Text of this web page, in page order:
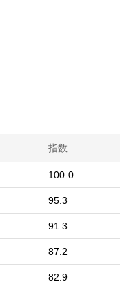
指数
100.0
95.3
91.3
87.2
82.9